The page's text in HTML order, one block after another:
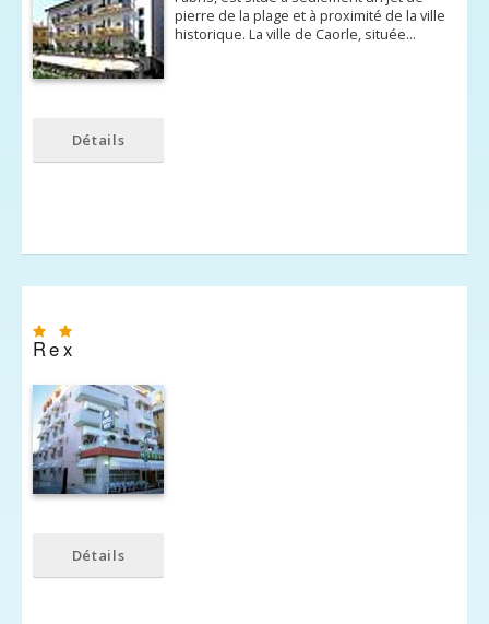
pierre de la plage et à proximité de la ville
historique. La ville de Caorle, située…
Détails
Rex
Détails